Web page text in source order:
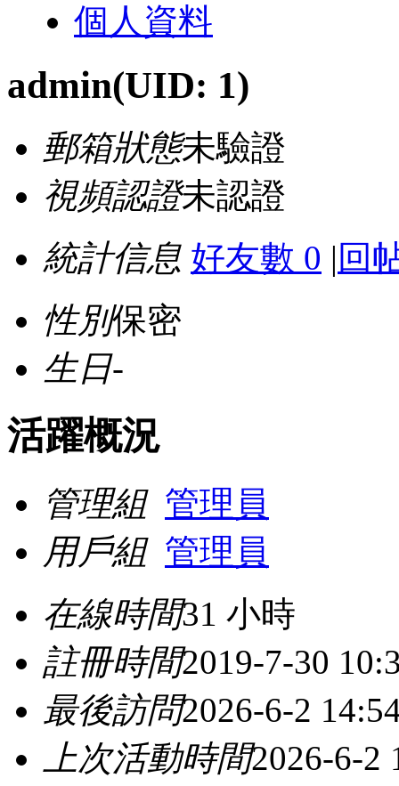
個人資料
admin(UID: 1)
郵箱狀態未驗證
視頻認證未認證
統計信息 好友數 0 | 回
性別保密
生日-
活躍概況
管理組 管理員
用戶組 管理員
在線時間31 小時
註冊時間2019-7-30
最後訪問2026-6-2
上次活動時間2026-6-2